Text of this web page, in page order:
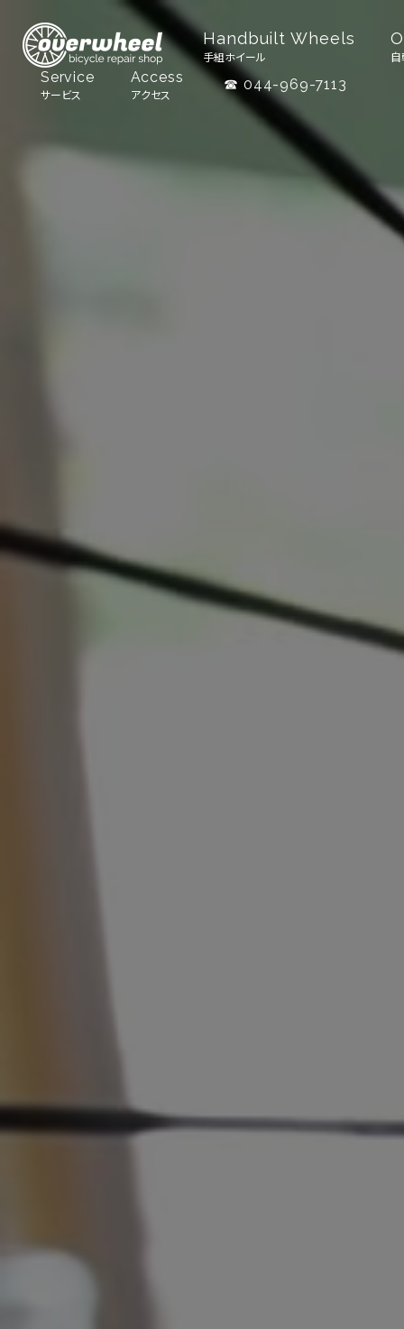
Handbuilt Wheels
手組ホイール
Service
サービス
Access
アクセス
☎ 044-969-7113